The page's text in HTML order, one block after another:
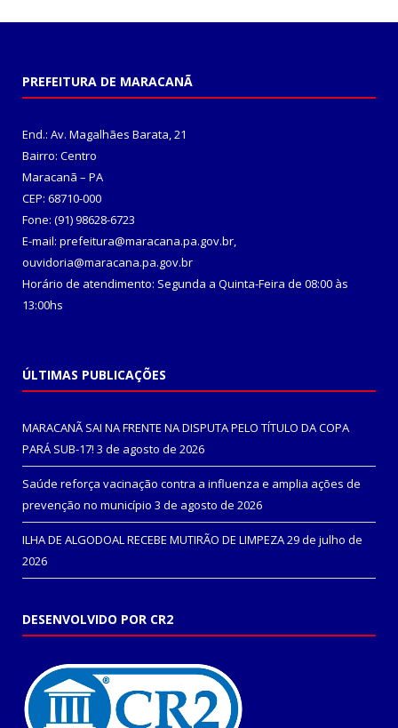
PREFEITURA DE MARACANÃ
End.: Av. Magalhães Barata, 21
Bairro: Centro
Maracanã – PA
CEP: 68710-000
Fone: (91) 98628-6723
E-mail: prefeitura@maracana.pa.gov.br,
ouvidoria@maracana.pa.gov.br
Horário de atendimento: Segunda a Quinta-Feira de 08:00 às
13:00hs
ÚLTIMAS PUBLICAÇÕES
MARACANÃ SAI NA FRENTE NA DISPUTA PELO TÍTULO DA COPA
PARÁ SUB-17! 3 de agosto de 2026
Saúde reforça vacinação contra a influenza e amplia ações de
prevenção no município 3 de agosto de 2026
ILHA DE ALGODOAL RECEBE MUTIRÃO DE LIMPEZA29 de julho de
2026
DESENVOLVIDO POR CR2